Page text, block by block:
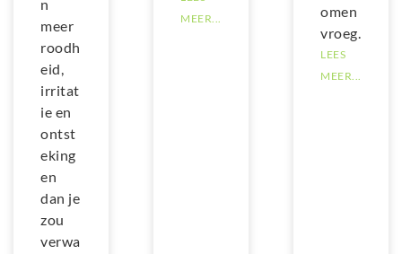
n
meer
roodh
eid,
irritat
ie en
ontst
eking
en
dan je
zou
verwa
MEER...
omen
vroeg.
LEES
MEER...